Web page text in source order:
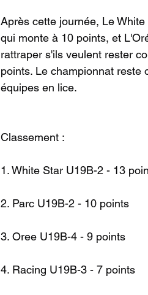
Après cette journée, Le
qui monte à 10 points, et
rattraper s'ils veulent rester
points. Le championnat reste
équipes en lice.
Classement :
1. White Star U19B-2 - 13
2. Parc U19B-2 - 10 points
3. Oree U19B-4 - 9 points
4. Racing U19B-3 - 7 points